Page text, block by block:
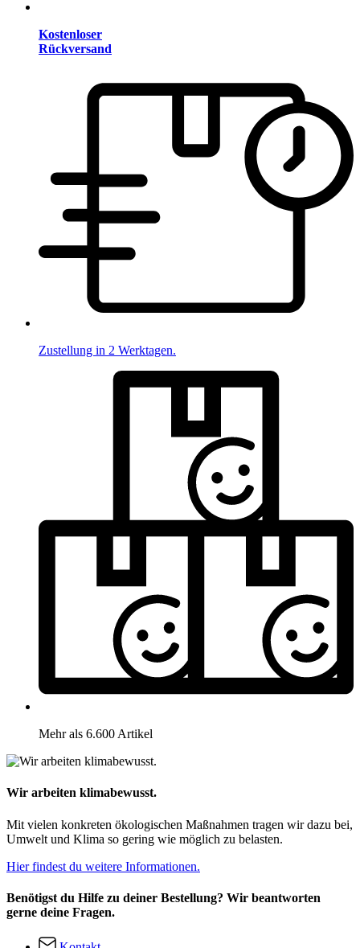
Kostenloser
Rückversand
Zustellung in 2 Werktagen.
Mehr als 6.600 Artikel
Wir arbeiten klimabewusst.
Mit vielen konkreten ökologischen Maßnahmen tragen wir dazu bei,
Umwelt und Klima so gering wie möglich zu belasten.
Hier findest du weitere Informationen.
Benötigst du Hilfe zu deiner Bestellung? Wir beantworten
gerne deine Fragen.